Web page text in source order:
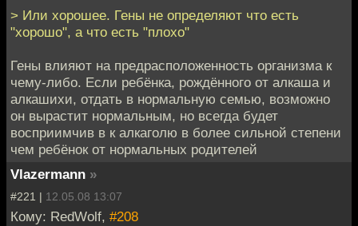
> Или хорошее. Гены не определяют что есть
"хорошо", а что есть "плохо"
Гены влияют на предрасположенность организма к
чему-либо. Если ребёнка, рождённого от алкаша и
алкашихи, отдать в нормальную семью, возможно
он вырастит нормальным, но всегда будет
восприимчив в к алкаголю в более сильной степени
чем ребёнок от нормальных родителей
Vlazermann »
#221 | 12.05.08 13:07
Кому: RedWolf, #208